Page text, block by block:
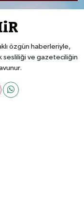
özgün haberleriyle,
sesliliği ve gazeteciliğin